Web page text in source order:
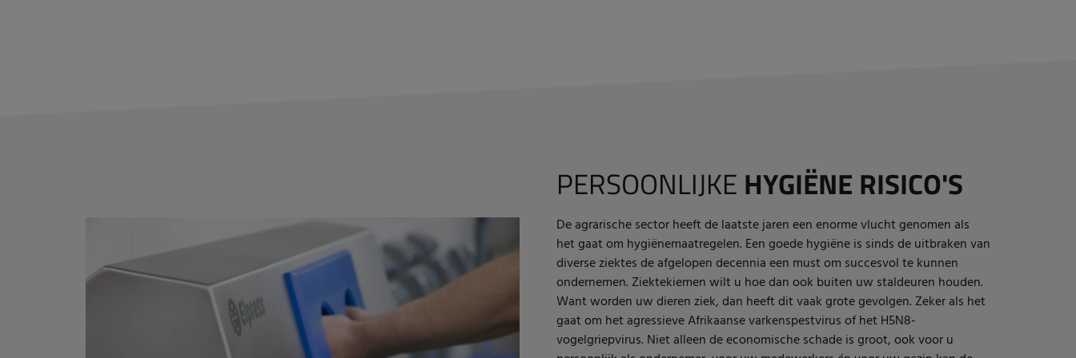
PERSOONLIJKE HYGIËNE RISICO'S
De agrarische sector heeft de laatste jaren een enorme vlucht genomen als
het gaat om hygiënemaatregelen. Een goede hygiëne is sinds de uitbraken van
diverse ziektes de afgelopen decennia een must om succesvol te kunnen
ondernemen. Ziektekiemen wilt u hoe dan ook buiten uw staldeuren houden.
Want worden uw dieren ziek, dan heeft dit vaak grote gevolgen. Zeker als het
gaat om het agressieve Afrikaanse varkenspestvirus of het H5N8-
vogelgriepvirus. Niet alleen de economische schade is groot, ook voor u